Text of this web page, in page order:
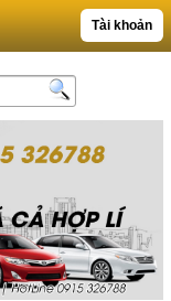
Tài khoản